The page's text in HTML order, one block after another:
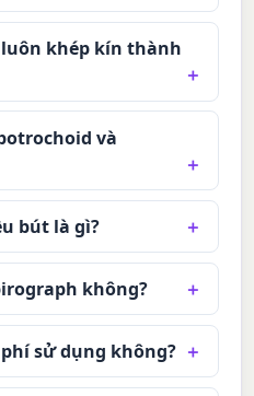
khép kín thành
và
bút là gì?
không?
sử dụng không?